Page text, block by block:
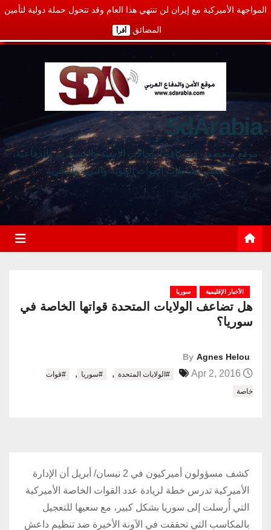
المواجهة الأميركية مع إيران لن تنتهي هذا العام وقد تتحول حملة دولية لتأمين
المضائق أقرأ
SdArabia
موقع متخصص في كافة المجالات الأمنية والعسكرية والدفاعية،
يغطي نشاطات القوات الجوية والبرية والبحرية
الأخبار الإقليمية سوريا
هل تضاعف الولايات المتحدة قواتها الخاصة في
سوريا؟
By Agnes Helou
#الولايات المتحدة , #سوريا ,
#قوات
خاصة
كشف مسؤولون أميركيون في 2 نيسان/ أبريل أن الإدارة
الأميركية تدرس خطة لزيادة عدد القوات الخاصة الأميركية
التي أُرسلت إلى سوريا بشكل كبير، مع سعيها للتعجيل
بالمكاسب التي تحققت في الآونة الأخيرة ضد تنظيم داعش